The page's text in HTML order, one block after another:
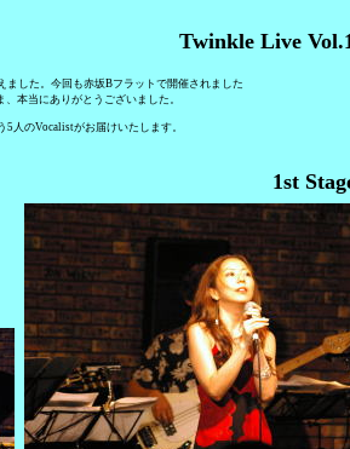
Twinkle Live
ました。今回も赤坂Bフラットで開催されました
本当にありがとうございました。
5人のVocalistがお届けいたします。
1st